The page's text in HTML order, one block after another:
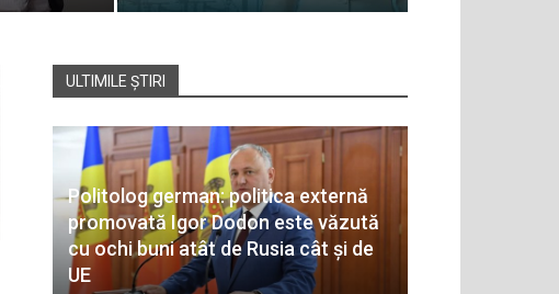
ULTIMILE ȘTIRI
Politolog german: politica externă
promovată Igor Dodon este văzută
cu ochi buni atât de Rusia cât și de
UE